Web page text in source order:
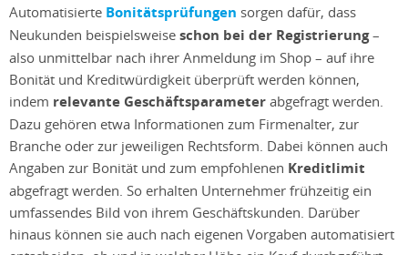
Automatisierte Bonitätsprüfungen sorgen dafür, dass
Neukunden beispielsweise schon bei der Registrierung–
also unmittelbar nach ihrer Anmeldung im Shop – auf ihre
Bonität und Kreditwürdigkeit überprüft werden können,
indem relevante Geschäftsparameter abgefragt werden.
Dazu gehören etwa Informationen zum Firmenalter, zur
Branche oder zur jeweiligen Rechtsform. Dabei können auch
Angaben zur Bonität und zum empfohlenen Kreditlimit
abgefragt werden. So erhalten Unternehmer frühzeitig ein
umfassendes Bild von ihrem Geschäftskunden. Darüber
hinaus können sie auch nach eigenen Vorgaben automatisiert